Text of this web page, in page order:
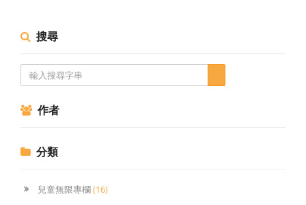
搜尋
作者
分類
兒童無限專欄(16)